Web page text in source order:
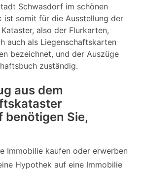
Schwasdorf im schönen
ist somit für die Ausstellung der
also der Flurkarten,
auch als Liegenschaftskarten
bezeichnet, und der Auszüge
zuständig.
aus dem
benötigen Sie,
Immobilie kaufen oder erwerben
Hypothek auf eine Immobilie